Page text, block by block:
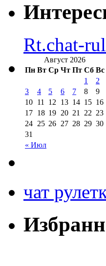
Rt.chat-
Август 2026
Пн Вт Ср Чт Пт Сб Вс
« Июл
1
2
3
4 5 6 7 8
9
10 11 12 13 14 15 16
17 18 19 20 21 22 23
24 25 26 27 28 29 30
31
чат